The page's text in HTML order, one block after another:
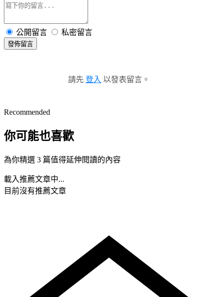
公開留言 私密留言
發佈留言
請先 登入 以發表留言。
Recommended
你可能也喜歡
為你精選 3 篇值得延伸閱讀的內容
載入推薦文章中...
目前沒有推薦文章